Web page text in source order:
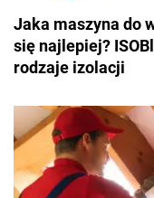
Jaka maszyna do
się najlepiej?
rodzaje izolacji